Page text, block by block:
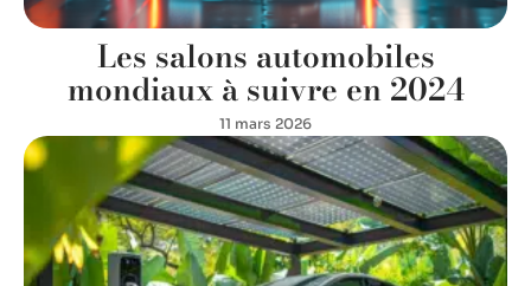
Les salons automobiles
mondiaux à suivre en 2024
11 mars 2026